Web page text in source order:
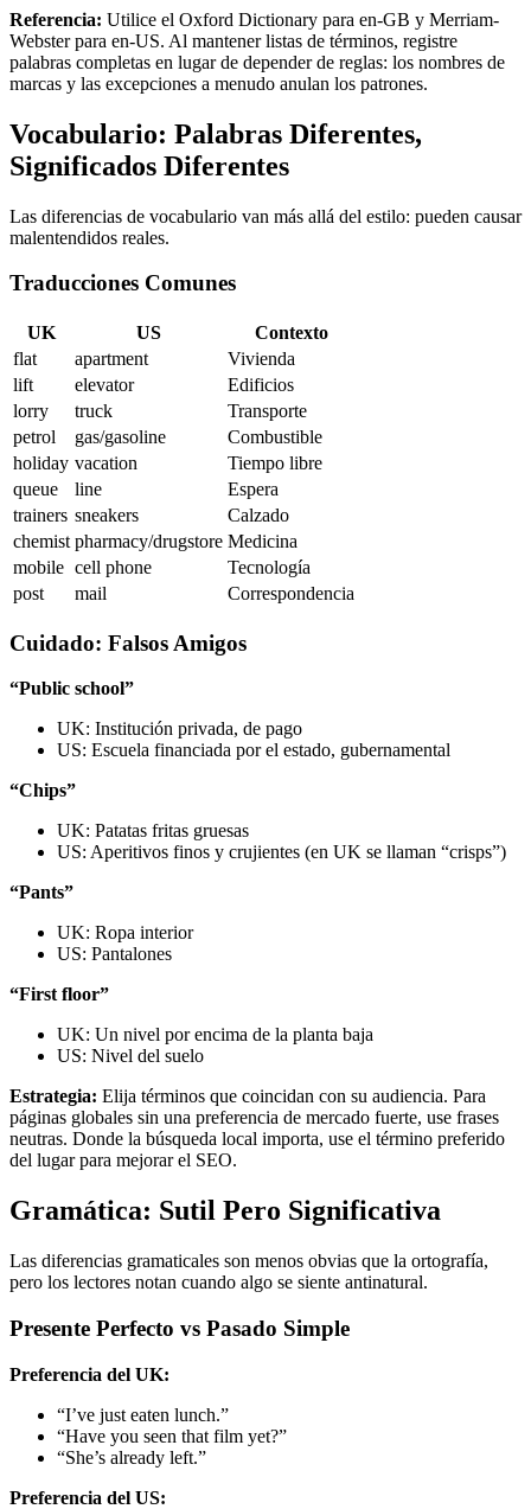
Referencia: Utilice el Oxford Dictionary para en-GB y Merriam-
Webster para en-US. Al mantener listas de términos, registre
palabras completas en lugar de depender de reglas: los nombres de
marcas y las excepciones a menudo anulan los patrones.
Vocabulario: Palabras Diferentes,
Significados Diferentes
Las diferencias de vocabulario van más allá del estilo: pueden causar
malentendidos reales.
Traducciones Comunes
UK US
Contexto
flat
apartment
Vivienda
lift
elevator
Edificios
lorry
truck
Transporte
petrol
gas/gasoline
Combustible
holiday vacation
Tiempo libre
queue
line
Espera
trainers sneakers
Calzado
chemist pharmacy/drugstore Medicina
mobile cell phone
Tecnología
post
mail Correspondencia
Cuidado: Falsos Amigos
“Public school”
UK: Institución privada, de pago
US: Escuela financiada por el estado, gubernamental
“Chips”
UK: Patatas fritas gruesas
US: Aperitivos finos y crujientes (en UK se llaman “crisps”)
“Pants”
UK: Ropa interior
US: Pantalones
“First floor”
UK: Un nivel por encima de la planta baja
US: Nivel del suelo
Estrategia: Elija términos que coincidan con su audiencia. Para
páginas globales sin una preferencia de mercado fuerte, use frases
neutras. Donde la búsqueda local importa, use el término preferido
del lugar para mejorar el SEO.
Gramática: Sutil Pero Significativa
Las diferencias gramaticales son menos obvias que la ortografía,
pero los lectores notan cuando algo se siente antinatural.
Presente Perfecto vs Pasado Simple
Preferencia del UK:
“I’ve just eaten lunch.”
“Have you seen that film yet?”
“She’s already left.”
Preferencia del US: